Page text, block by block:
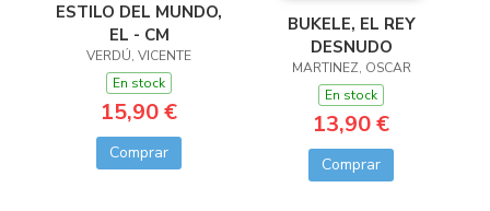
ESTILO DEL MUNDO,
EL - CM
VERDÚ, VICENTE
En stock
15,90 €
Comprar
BUKELE, EL REY
DESNUDO
MARTINEZ, OSCAR
En stock
13,90 €
Comprar